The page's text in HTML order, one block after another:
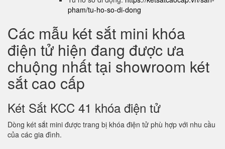
pham/tu-ho-so-di-dong
Các mẫu két sắt mini khóa
điện tử hiện đang được ưa
chuộng nhất tại showroom két
sắt cao cấp
Két Sắt KCC 41 khóa điện tử
Dòng két sắt mini được trang bị khóa điện tử phù hợp với nhu cầu
của các gia đình.